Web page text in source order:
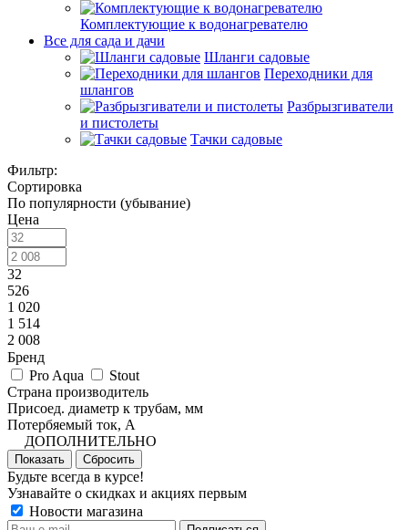
Комплектующие к водонагревателю
Все для сада и дачи
Шланги садовые
Переходники для
шлангов
Разбрызгиватели
и пистолеты
Тачки садовые
Фильтр:
Сортировка
По популярности (убывание)
Цена
32
526
1 020
1 514
2 008
Бренд
Pro Aqua
Stout
Страна производитель
Присоед. диаметр к трубам, мм
Потербяемый ток, А
ДОПОЛНИТЕЛЬНО
Показать Сбросить
Будьте всегда в курсе!
Узнавайте о скидках и акциях первым
Новости магазина